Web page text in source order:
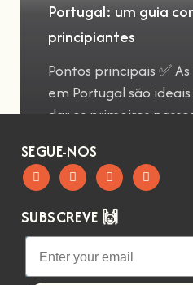
Portugal: um guia
principiantes
Pontos principais ✅
em Portugal são
dar os primeiros
SEGUE-NOS
SUBSCREVE 🙌